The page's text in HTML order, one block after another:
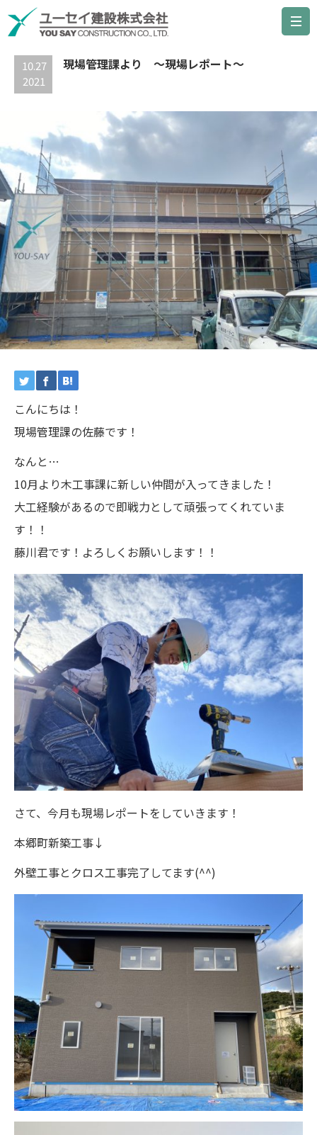
最新の記事
10.27
2021
現場管理課より ～現場レポート～
こんにちは！
現場管理課の佐藤です！
なんと…
10月より木工事課に新しい仲間が入ってきました！
大工経験があるので即戦力として頑張ってくれていま
す！！
藤川君です！よろしくお願いします！！
さて、今月も現場レポートをしていきます！
本郷町新築工事↓
外壁工事とクロス工事完了してます(^^)